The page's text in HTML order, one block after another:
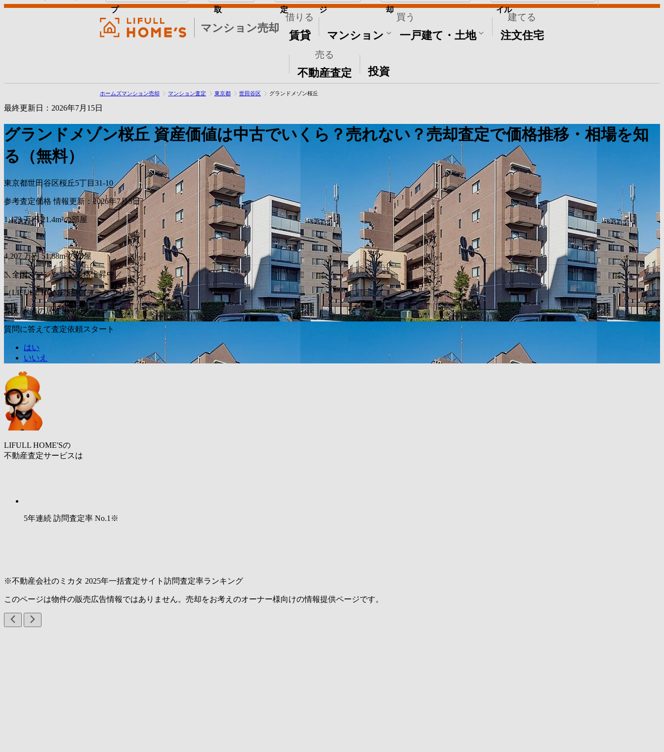
マンション売却
借りる
賃貸
買う
マンション 一戸建て・土地
建てる
注文住宅
売る
不動産査定
その他
投資
プ 取 定 ジ 却 イル
ホームズマンション売却 マンション査定 東京都 世田谷区 グランドメゾン桜丘
最終更新日：2026年7月15日
グランドメゾン桜丘 資産価値は中古でいくら？売れない？売却査定で価格推移・相場を知
る（無料）
東京都世田谷区桜丘5丁目31-10
参考査定価格 情報更新：2026年7月5日
1,473 万円 21.4m²の部屋
〜
4,207 万円 51.88m²の部屋
＼全国でマンション価格上昇中／
（LIFULL HOME'S独自データより）
本人/家族の居住用マンションですか？
質問に答えて査定依頼スタート
はい
いいえ
LIFULL HOME'Sの
不動産査定サービスは
5年連続 訪問査定率 No.1 ※
※不動産会社のミカタ 2025年一括査定サイト訪問査定率ランキング
このページは物件の販売広告情報ではありません。売却をお考えのオーナー様向けの情報提供ページです。